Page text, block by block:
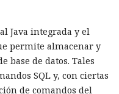
Java integrada y el
permite almacenar y
base de datos. Tales
SQL y, con ciertas
de comandos del